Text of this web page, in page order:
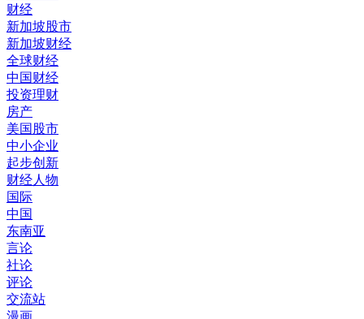
财经
新加坡股市
新加坡财经
全球财经
中国财经
投资理财
房产
美国股市
中小企业
起步创新
财经人物
国际
中国
东南亚
言论
社论
评论
交流站
漫画